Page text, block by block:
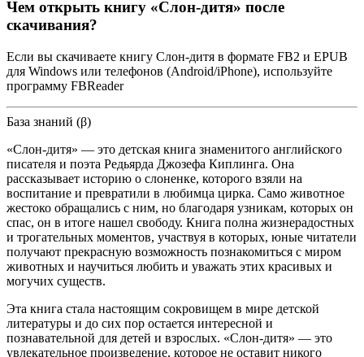
Чем открыть книгу «Слон-дитя» после
скачивания?
Если вы скачиваете книгу Слон-дитя в формате FB2 и EPUB
для Windows или телефонов (Android/iPhone), используйте
программу FBReader
База знаний (β)
«Слон-дитя» — это детская книга знаменитого английского
писателя и поэта Редьярда Джозефа Киплинга. Она
рассказывает историю о слоненке, которого взяли на
воспитание и превратили в любимца цирка. Само животное
жестоко обращались с ним, но благодаря узникам, которых он
спас, он в итоге нашел свободу. Книга полна жизнерадостных
и трогательных моментов, участвуя в которых, юные читатели
получают прекрасную возможность познакомиться с миром
животных и научиться любить и уважать этих красивых и
могучих существ.
Эта книга стала настоящим сокровищем в мире детской
литературы и до сих пор остается интересной и
познавательной для детей и взрослых. «Слон-дитя» — это
увлекательное произведение, которое не оставит никого